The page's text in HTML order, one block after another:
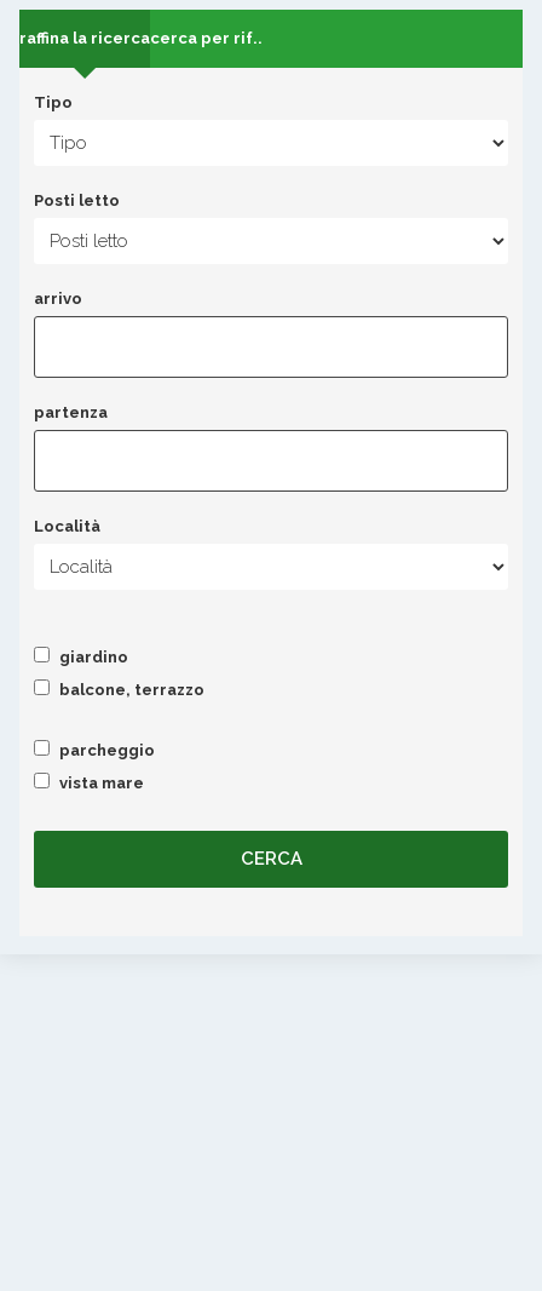
raffina la ricercacerca per rif..
Tipo
Posti letto
arrivo
partenza
Località
giardino
balcone, terrazzo
parcheggio
vista mare